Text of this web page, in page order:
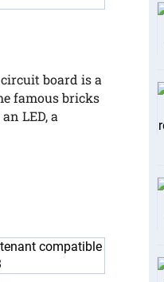
circuit board is a
famous bricks
LED, a